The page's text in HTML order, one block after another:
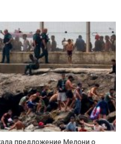
предложение Мелони о